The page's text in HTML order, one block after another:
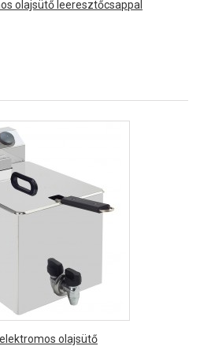
olajsütő leeresztőcsappal
olajsütő